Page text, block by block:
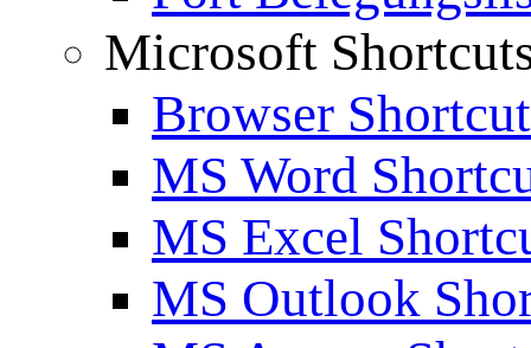
Microsoft
Browser
MS Word
MS Excel
MS Outlook